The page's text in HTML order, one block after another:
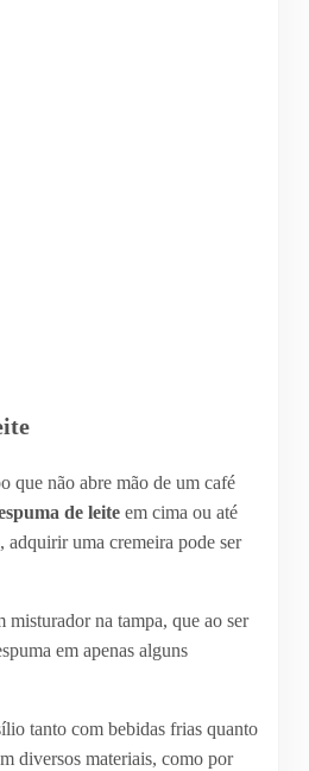
que não abre mão de um café
de leiteem cima ou até
adquirir uma cremeira pode ser
misturador na tampa, que ao ser
em apenas alguns
tanto com bebidas frias quanto
diversos materiais, como por